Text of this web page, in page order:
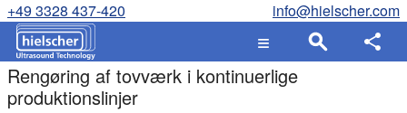
+49 3328 437-420 info@hielscher.com
Rengøring af tovværk i kontinuerlige
produktionslinjer